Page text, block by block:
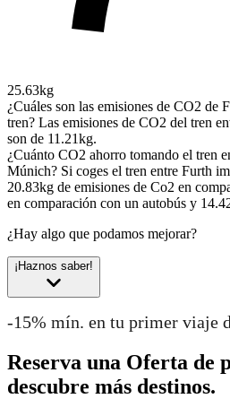
25.63kg
¿Cuáles son las emisiones de CO2 de
tren? Las emisiones de CO2 del tren
son de 11.21kg.
¿Cuánto CO2 ahorro tomando el tren
Múnich? Si coges el tren entre Furth
20.83kg de emisiones de Co2 en
en comparación con un autobús y
¿Hay algo que podamos mejorar?
¡Haznos saber!
-15% mín. en tu primer viaje
Reserva una Oferta de
descubre más destinos.